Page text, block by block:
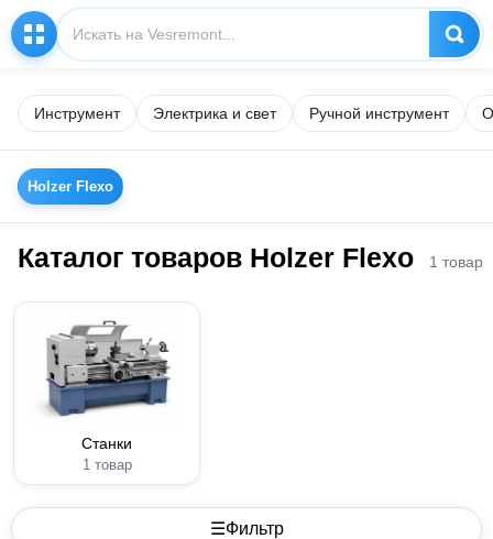
Инструмент Электрика и свет Ручной инструмент
Holzer Flexo
Каталог товаров Holzer Flexo 1 товар
Станки
1 товар
☰Фильтр